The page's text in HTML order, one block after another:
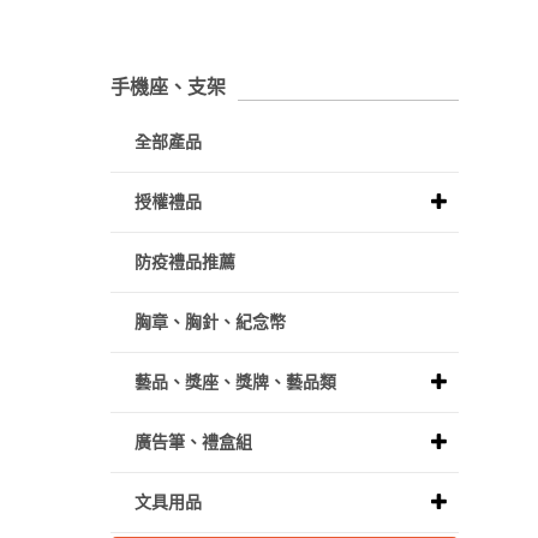
手機座、支架
全部產品
授權禮品
防疫禮品推薦
胸章、胸針、紀念幣
藝品、獎座、獎牌、藝品類
廣告筆、禮盒組
文具用品